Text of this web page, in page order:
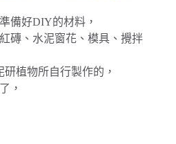
備好DIY的材料，
磚、水泥窗花、模具、攪拌
植物所自行製作的，
，